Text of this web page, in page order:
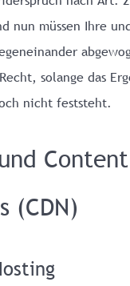
nun müssen Ihre
solange das
nicht feststeht.
(CDN)